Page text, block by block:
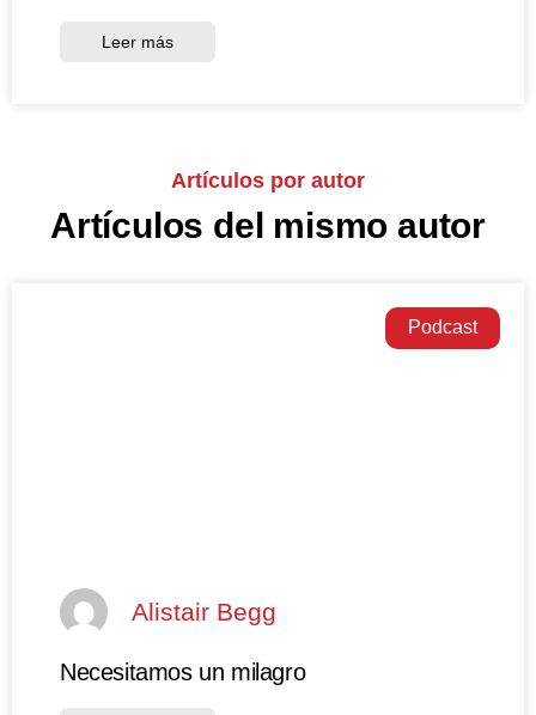
Leer más
Artículos por autor
Artículos del mismo autor
Podcast
Alistair Begg
Necesitamos un milagro